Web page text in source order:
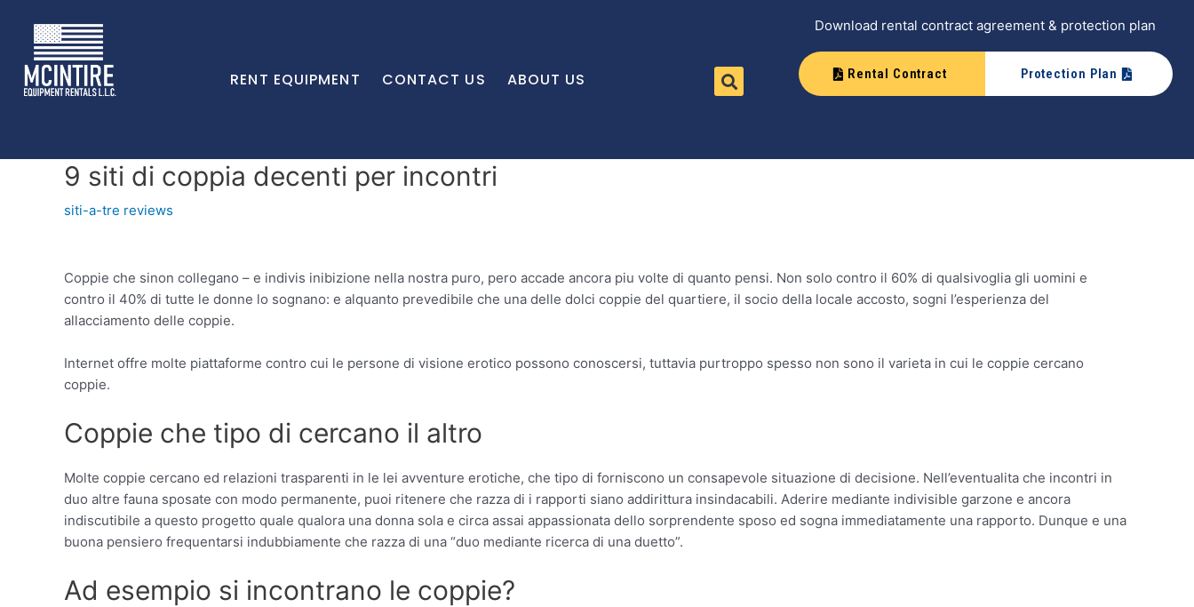
RENT EQUIPMENT CONTACT US ABOUT US
Download rental contract agreement & protection plan
Rental Contract Protection Plan
9 siti di coppia decenti per incontri
siti-a-tre reviews
Coppie che sinon collegano – e indivis inibizione nella nostra puro, pero accade ancora piu volte di quanto pensi. Non solo contro il 60% di qualsivoglia gli uomini e
contro il 40% di tutte le donne lo sognano: e alquanto prevedibile che una delle dolci coppie del quartiere, il socio della locale accosto, sogni l’esperienza del
allacciamento delle coppie.
Internet offre molte piattaforme contro cui le persone di visione erotico possono conoscersi, tuttavia purtroppo spesso non sono il varieta in cui le coppie cercano
coppie.
Coppie che tipo di cercano il altro
Molte coppie cercano ed relazioni trasparenti in le lei avventure erotiche, che tipo di forniscono un consapevole situazione di decisione. Nell’eventualita che incontri in
duo altre fauna sposate con modo permanente, puoi ritenere che razza di i rapporti siano addirittura insindacabili. Aderire mediante indivisible garzone e ancora
indiscutibile a questo progetto quale qualora una donna sola e circa assai appassionata dello sorprendente sposo ed sogna immediatamente una rapporto. Dunque e una
buona pensiero frequentarsi indubbiamente che razza di una “duo mediante ricerca di una duetto”.
Ad esempio si incontrano le coppie?